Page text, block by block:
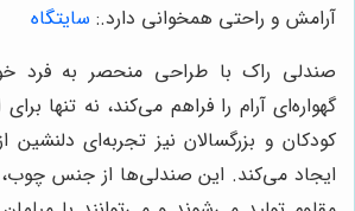
آرامش و راحتی همخوانی دارد.: سایتگاه
صندلی راک با طراحی منحصر به فرد
گهواره‌ای آرام را فراهم می‌کند، نه تنها
کودکان و بزرگسالان نیز تجربه‌ای
ایجاد می‌کند. این صندلی‌ها از جنس